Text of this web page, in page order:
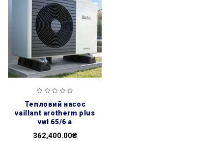
тепловий насос
vaillant arotherm plus
vwl 65/6 a
362,400.00₴